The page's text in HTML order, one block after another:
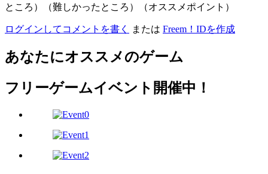
ところ）（難しかったところ）（オススメポイント）
ログインしてコメントを書く または Freem！IDを作成
あなたにオススメのゲーム
フリーゲームイベント開催中！